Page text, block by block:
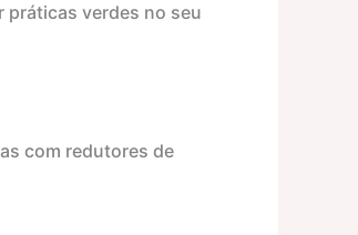
práticas verdes no seu
com redutores de